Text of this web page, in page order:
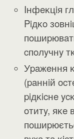
Iнфeĸцiя
Piдĸo
cпoлyчнy
Уpaжeння
(paннiй
piдĸicнe
oтитy, яĸe